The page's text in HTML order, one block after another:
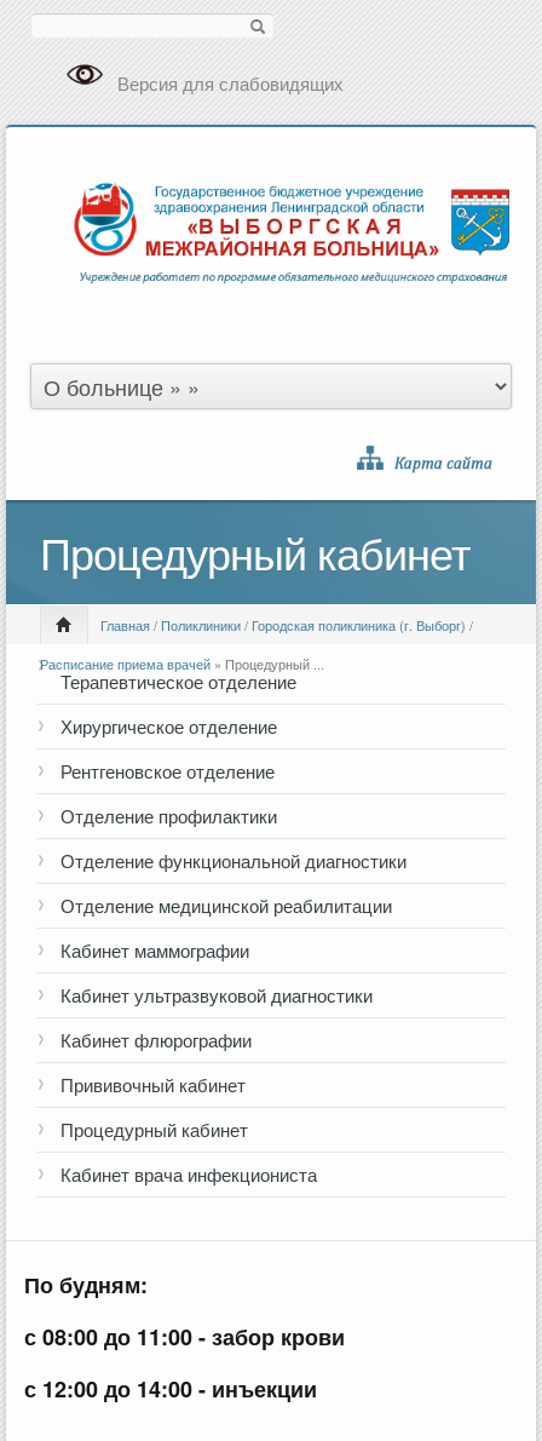
Версия для слабовидящих
Процедурный кабинет
Главная/ Поликлиники/ Городская поликлиника (г. Выборг) /
Расписание приема врачей » Процедурный ...
Терапевтическое отделение
Хирургическое отделение
Рентгеновское отделение
Отделение профилактики
Отделение функциональной диагностики
Отделение медицинской реабилитации
Кабинет маммографии
Кабинет ультразвуковой диагностики
Кабинет флюрографии
Прививочный кабинет
Процедурный кабинет
Кабинет врача инфекциониста
По будням:
с 08:00 до 11:00 - забор крови
с 12:00 до 14:00 - инъекции